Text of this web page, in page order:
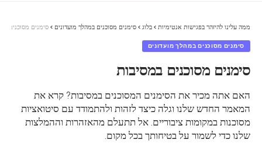
ממה עלינו להיזהר בפגישות אנטימיות > בלוג > סימנים מסוכנים במהלך מועדונים > סימנים מסוכנים
סימנים מסוכנים במהלך מועדונים
סימנים מסוכנים במסיבות
האם אתה מכיר את הסימנים המסוכנים במסיבות? קרא את
המאמר החדש שלנו וגלה כיצד לזהות ולהתמודד עם סיטואציות
מסוכנות במקומות ציבוריים. אל תתעלם מהאזהרות וההמלצות
שלנו כדי לשמור על בטיחותך בכל מקום.